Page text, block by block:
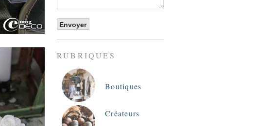
RUBRIQUES
Boutiques
Créateurs